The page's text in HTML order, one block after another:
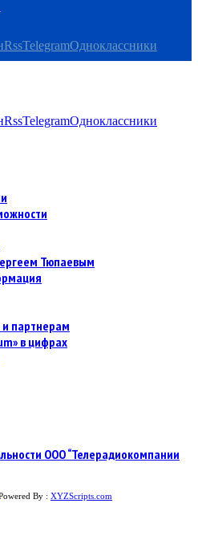
RssTelegramОдноклассники
RssTelegramОдноклассники
Тюпаевым
партнерам
в цифрах
ООО “Телерадиокомпании
By : XYZScripts.com